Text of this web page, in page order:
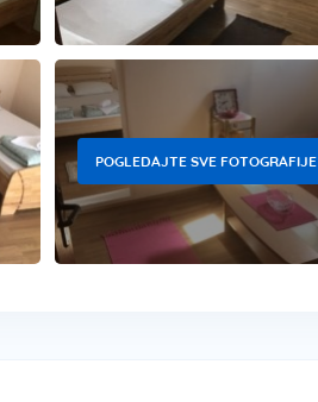
POGLEDAJTE SVE FOTOGRAFIJE